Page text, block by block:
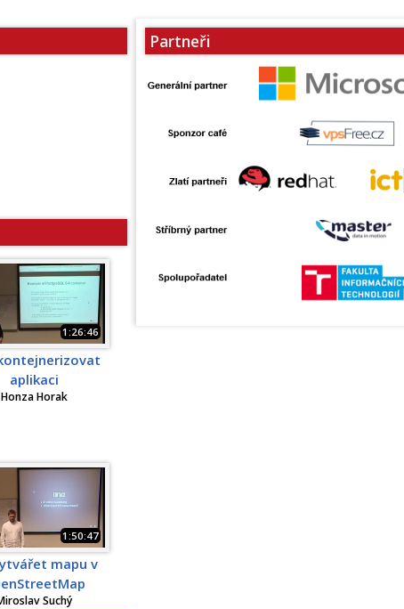
1:26:46
aplikaci
Honza Horak
1:50:47
mapu v
Suchý
Partneři